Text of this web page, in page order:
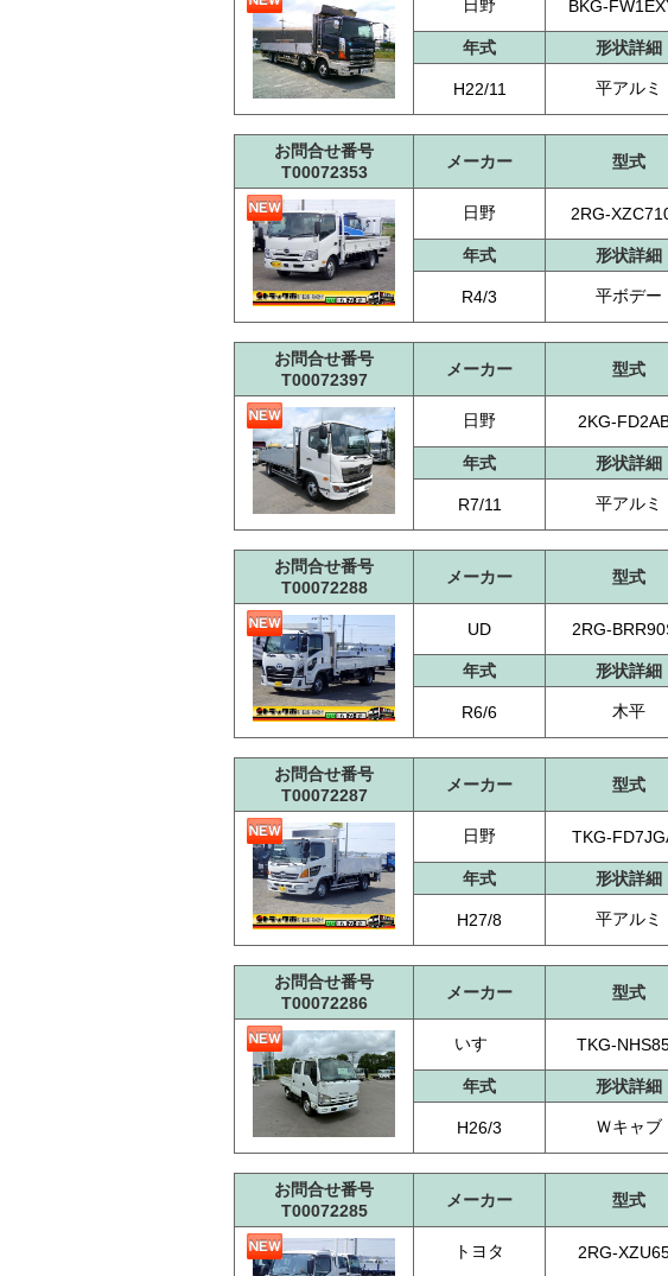
日野 BKG-
年式 形状詳細
H22/11 平アルミ
お問合せ番号
T00072353
メーカー 型式
日野 2RG-
年式 形状詳細
R4/3 平ボデー
お問合せ番号
T00072397
メーカー 型式
日野 2KG-
年式 形状詳細
R7/11 平アルミ
お問合せ番号
T00072288
メーカー 型式
UD 2RG-
年式 形状詳細
R6/6 木平
お問合せ番号
T00072287
メーカー 型式
日野 TKG-
年式 形状詳細
H27/8 平アルミ
お問合せ番号
T00072286
メーカー 型式
いすゞ TKG-
年式 形状詳細
H26/3 Ｗキャブ
お問合せ番号
T00072285
メーカー 型式
トヨタ 2RG-